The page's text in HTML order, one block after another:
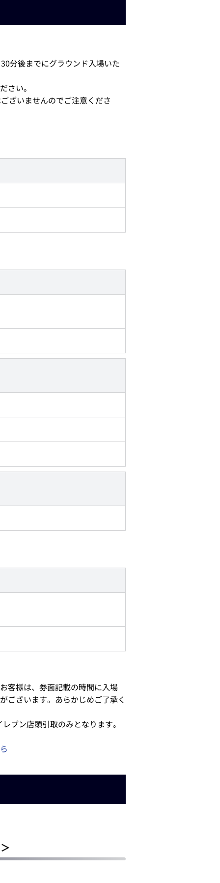
分後までにグラウンド入場いた
さい。
ざいませんのでご注意くださ
客様は、券面記載の時間に入場
ございます。あらかじめご了承く
ブン店頭引取のみとなります。